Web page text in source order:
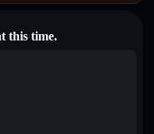
this time.